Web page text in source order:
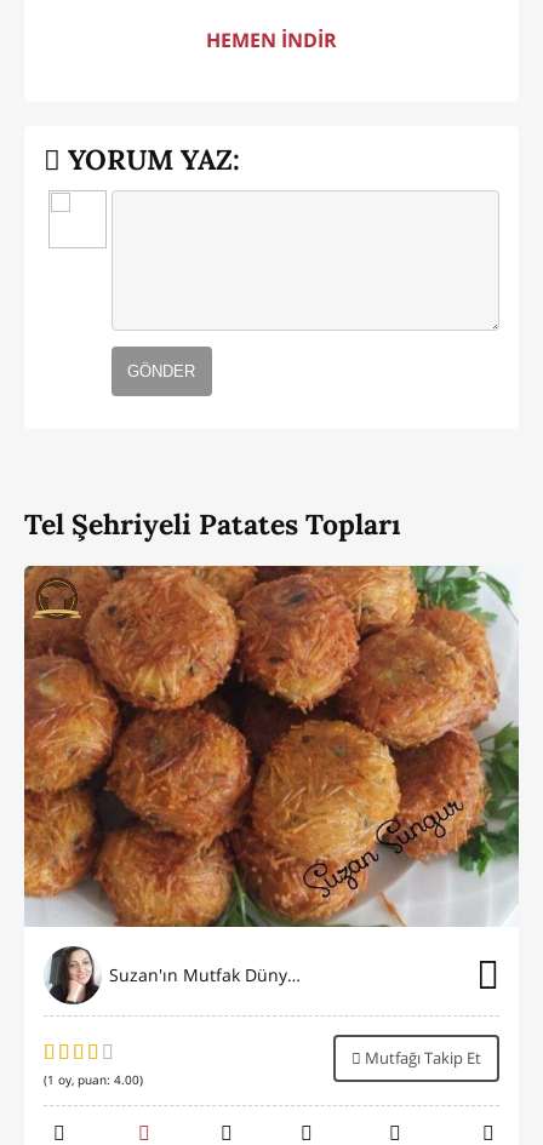
HEMEN İNDİR
YORUM YAZ:
GÖNDER
Tel Şehriyeli Patates Topları
Suzan'ın Mutfak Dünyası
(1 oy, puan: 4.00)
Mutfağı Takip Et